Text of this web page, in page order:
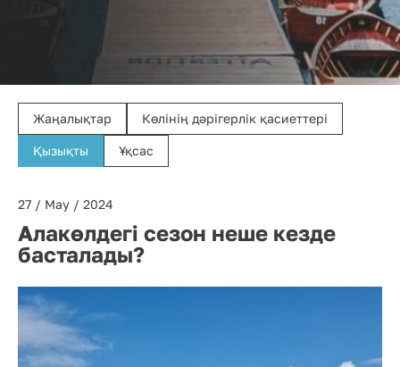
Жаңалықтар Көлінің дәрігерлік қасиеттері
Қызықты Ұқсас
27 / May / 2024
Алакөлдегі сезон неше кезде
басталады?